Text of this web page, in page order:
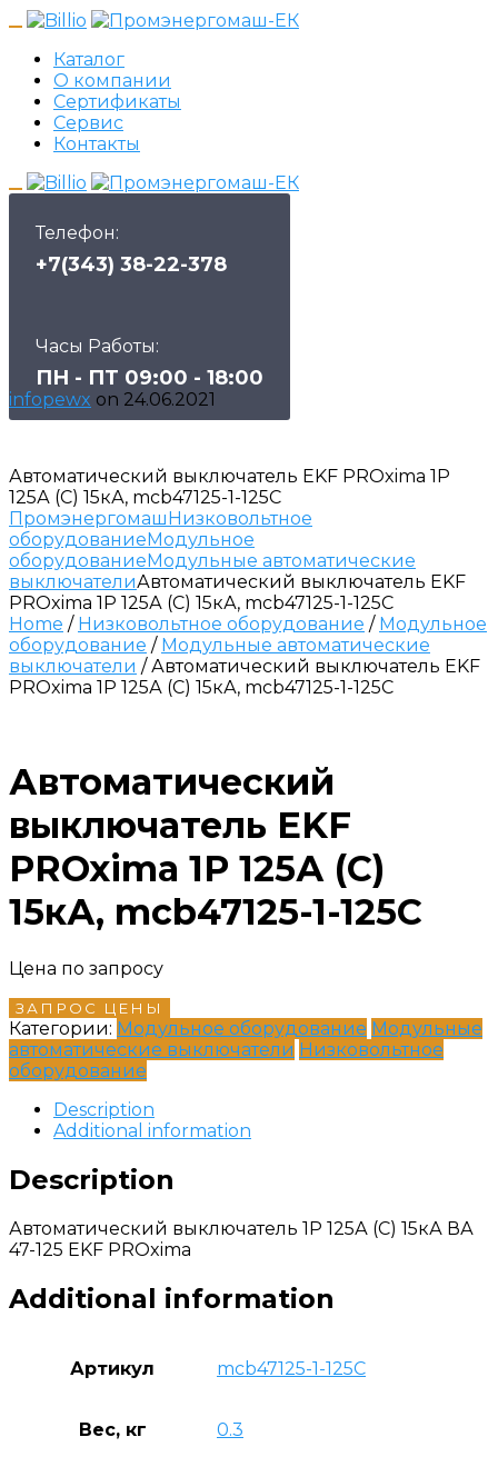
Каталог
О компании
Сертификаты
Сервис
Контакты
Телефон:
+7(343) 38-22-378
Часы Работы:
ПН - ПТ 09:00 - 18:00
infopewx on 24.06.2021
Автоматический выключатель EKF PROxima 1P
125А (C) 15кА, mcb47125-1-125C
ПромэнергомашНизковольтное
оборудованиеМодульное
оборудованиеМодульные автоматические
выключателиАвтоматический выключатель EKF
PROxima 1P 125А (C) 15кА, mcb47125-1-125C
Home / Низковольтное оборудование / Модульное
оборудование / Модульные автоматические
выключатели / Автоматический выключатель EKF
PROxima 1P 125А (C) 15кА, mcb47125-1-125C
Автоматический
выключатель EKF
PROxima 1P 125А (C)
15кА, mcb47125-1-125C
Цена по запросу
ЗАПРОС ЦЕНЫ
Категории: Модульное оборудование Модульные
автоматические выключатели Низковольтное
оборудование
Description
Additional information
Description
Автоматический выключатель 1P 125А (C) 15кА ВА
47-125 EKF PROxima
Additional information
Артикул mcb47125-1-125C
Вес, кг 0.3